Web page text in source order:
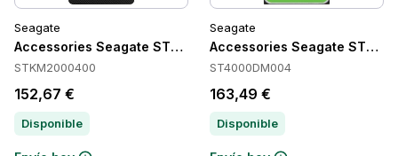
Seagate
Accessories Seagate STKM2000400
STKM2000400
152,67 €
Disponible
Seagate
Accessories Seagate
ST4000DM004
163,49 €
Disponible